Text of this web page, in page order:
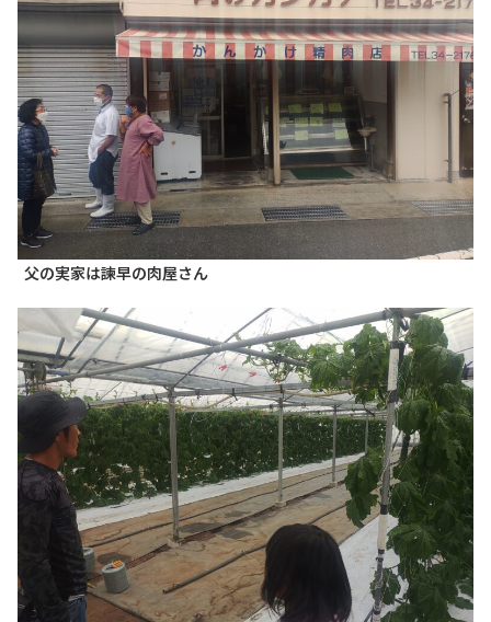
父の実家は諫早の肉屋さん